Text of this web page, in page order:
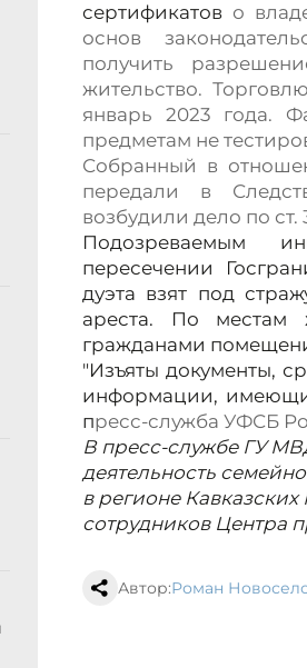
сертификатов о
основ
получить
жительство.
январь 2023 года.
предметам не
Собранный в
передали в
возбудили дело по ст.
Подозреваемым
пересечении
дуэта взят под
ареста. По местам
гражданами
"Изъяты документы,
информации,
пресс-служба УФСБ
В пресс-службе ГУ
деятельность
в регионе
сотрудников Центра
Автор:Роман